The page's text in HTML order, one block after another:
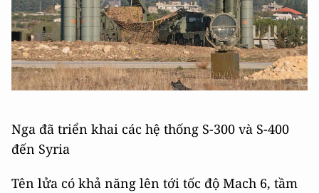
Nga đã triển khai các hệ thống S-300 và S-400
đến Syria
Tên lửa có khả năng lên tới tốc độ Mach 6, tầm